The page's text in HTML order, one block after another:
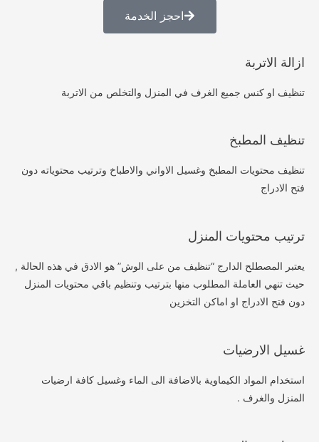
ازالة الاتربة
تنظيف او كنس جميع الغرف في المنزل والتخلص من الاتربة
تنظيف المطبخ
تنظيف محتويات المطبخ وغسيل الاواني والاطباخ وترتيب محتوياته دون
فتح الادراج
ترتيب محتويات المنزل
يعتبر المصطلح الدارج “تنظيف من على الوش” هو الادق في هذه الحالة ,
حيث تنهي العاملة المطلوب منها بترتيب وتنظيم باقي محتويات المنزل
دون فتح الادراج او اماكن التخزين
غسيل الارضيات
استخدام المواد الكيماوية بالاضافة الى الماء وغسيل كافة ارضيات
المنزل والغرف .
احجز الخدمة